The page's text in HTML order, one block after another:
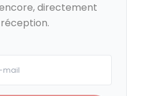
directement